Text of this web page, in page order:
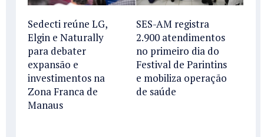
Sedecti reúne LG,
Elgin e Naturally
para debater
expansão e
investimentos na
Zona Franca de
Manaus
SES-AM registra
2.900 atendimentos
no primeiro dia do
Festival de Parintins
e mobiliza operação
de saúde